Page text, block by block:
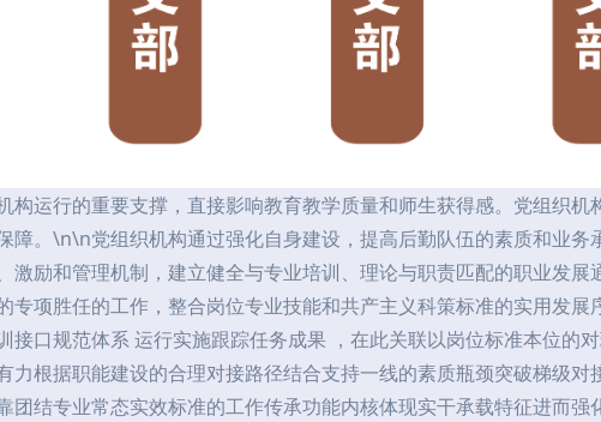
运行的重要支撑，直接影响教育教学质量和师生获得感。党组织
障。\n\n党组织机构通过强化自身建设，提高后勤队伍的素质和业
激励和管理机制，建立健全与专业培训、理论与职责匹配的职业发
项胜任的工作，整合岗位专业技能和共产主义科策标准的实用发
口规范体系 运行实施跟踪任务成果 ，在此关联以岗位标准本位的
根据职能建设的合理对接路径结合支持一线的素质瓶颈突破梯级
结专业常态实效标准的工作传承功能内核体现实干承载特征进而